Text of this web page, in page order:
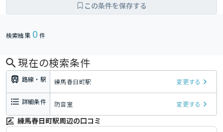
この条件を保存する
検索結果 0 件
現在の検索条件
路線・駅 練馬春日町駅 変更する
詳細条件 防音室 変更する
練馬春日町駅周辺の口コミ